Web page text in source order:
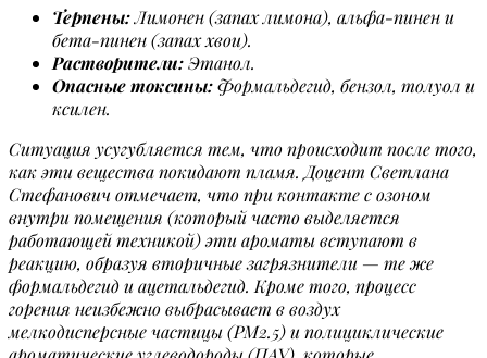
Терпены:Лимонен (запах лимона), альфа-пинен и
бета-пинен (запах хвои).
Растворители:Этанол.
Опасные токсины:Формальдегид, бензол, толуол и
ксилен.
Ситуация усугубляется тем, что происходит после того,
как эти вещества покидают пламя. Доцент Светлана
Стефанович отмечает, что при контакте с озоном
внутри помещения (который часто выделяется
работающей техникой) эти ароматы вступают в
реакцию, образуя вторичные загрязнители — те же
формальдегид и ацетальдегид. Кроме того, процесс
горения неизбежно выбрасывает в воздух
мелкодисперсные частицы (PM2.5) и полициклические